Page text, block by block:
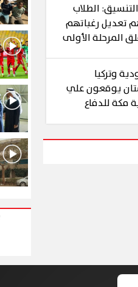
الطلاب
تعديل رغباتهم
المرحلة الأولى
وتركيا
يوقعون علي
مكة للدفاع